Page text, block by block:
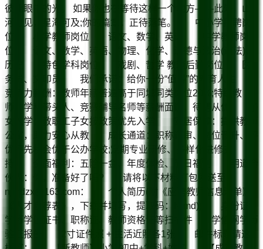
彼此眼中的光。 如果你也在等待这样一个地方——此处，山
河可见，星海可及;你的篇章，正待落笔。 中小学招聘岗
位 小学教师岗位 语文、数学、英语 中学教师岗
位 语文、数学、英语、物理、化学、道德与法治(道法)、
历史 特色学科岗位 戏剧、哲学 教辅后勤岗位 医
务员、文印员 我们承诺：给你一份“值得”的教育人生
竞争力薪酬：教师年薪普遍高于同城同类岗位20%;特级教
师、学科带头人、竞赛辅导名师等薪酬面议，待遇从优 子
女入学：教职工子女按政策优先入学 安居保障：提供教师
公寓，助力安心从教 成长通道：职称评审、岗位晋升、评
优评先机会优于公办学校;定期专业研修、多样化进修支
持 全面福利：五险一金、年度体检、节日福利 明道合
伙人：你，准备好了吗? 请将以下材料打包发送至
njmdzx@163.com： 个人简历(附《应聘教师信息清单》
《人才自荐表》，下载并填写，提取码：Njmd)) 身份证、
学历学位证书、职称证、教师资格证等扫描件 学信网学历
验证报告 2寸证件照 + 生活近照各1张 邮件标题请这